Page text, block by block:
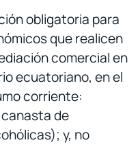
obligatoria para
que realicen
comercial en
ecuatoriano, en el
corriente:
de
y, no